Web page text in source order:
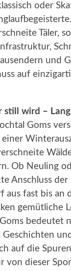
oder
Täler,
und
auf
still wird –
Goms
Ob Neuling
Anschluss
aus fast bis an
gemütliche
bedeutet
auf die
von dieser